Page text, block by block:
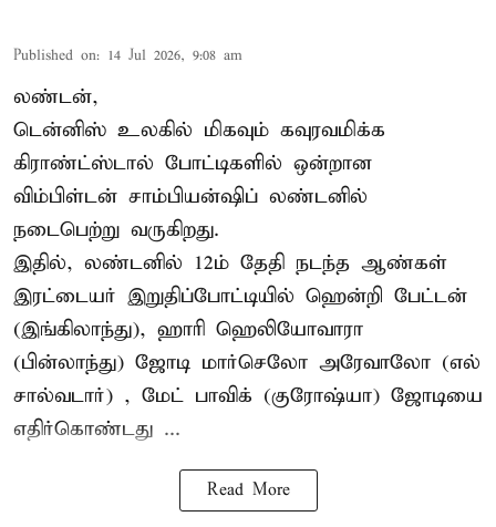
Published on: 14 Jul 2026, 9:08 am
லண்டன்,
டென்னிஸ் உலகில் மிகவும் கவுரவமிக்க
கிராண்ட்ஸ்டால் போட்டிகளில் ஒன்றான
விம்பிள்டன் சாம்பியன்ஷிப் லண்டனில்
நடைபெற்று வருகிறது.
இதில், லண்டனில் 12ம் தேதி நடந்த ஆண்கள்
இரட்டையர் இறுதிப்போட்டியில் ஹென்றி பேட்டன்
(இங்கிலாந்து), ஹாரி ஹெலியோவாரா
(பின்லாந்து) ஜோடி மார்செலோ அரேவாலோ (எல்
சால்வடார்) , மேட் பாவிக் (குரோஷ்யா) ஜோடியை
எதிர்கொண்டது ...
Read More